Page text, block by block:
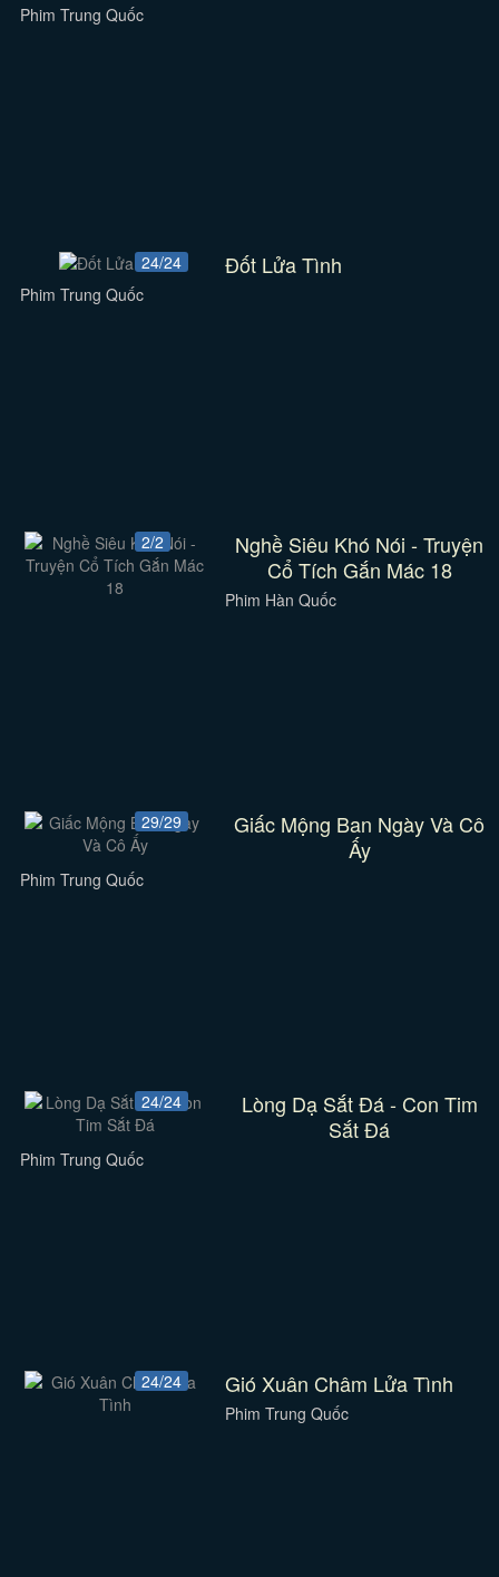
Phim Trung Quốc
24/24 Đốt Lửa Tình
Phim Trung Quốc
2/2
Nghề Siêu Khó Nói - Truyện
Cổ Tích Gắn Mác 18
Phim Hàn Quốc
29/29
Giấc Mộng Ban Ngày Và Cô
Ấy
Phim Trung Quốc
24/24
Lòng Dạ Sắt Đá - Con Tim
Sắt Đá
Phim Trung Quốc
24/24 Gió Xuân Châm Lửa Tình
Phim Trung Quốc